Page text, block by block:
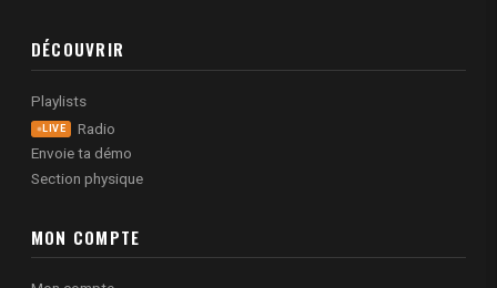
DÉCOUVRIR
Playlists
LIVE
Radio
Envoie ta démo
Section physique
MON COMPTE